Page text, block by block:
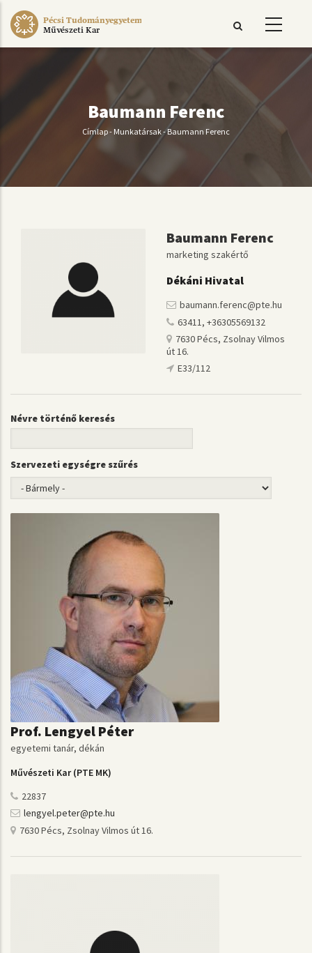
Ugrás
Pécsi Tudományegyetem
Művészeti Kar
Baumann Ferenc
Morzsa
Címlap-Munkatársak-Baumann Ferenc
Baumann Ferenc
marketing szakértő
Dékáni Hivatal
baumann.ferenc@pte.hu
63411, +36305569132
7630 Pécs, Zsolnay Vilmos
út 16.
E33/112
Névre történő keresés
Szervezeti egységre szűrés
Prof. Lengyel Péter
egyetemi tanár, dékán
Művészeti Kar (PTE MK)
22837
lengyel.peter@pte.hu
7630 Pécs, Zsolnay Vilmos út 16.